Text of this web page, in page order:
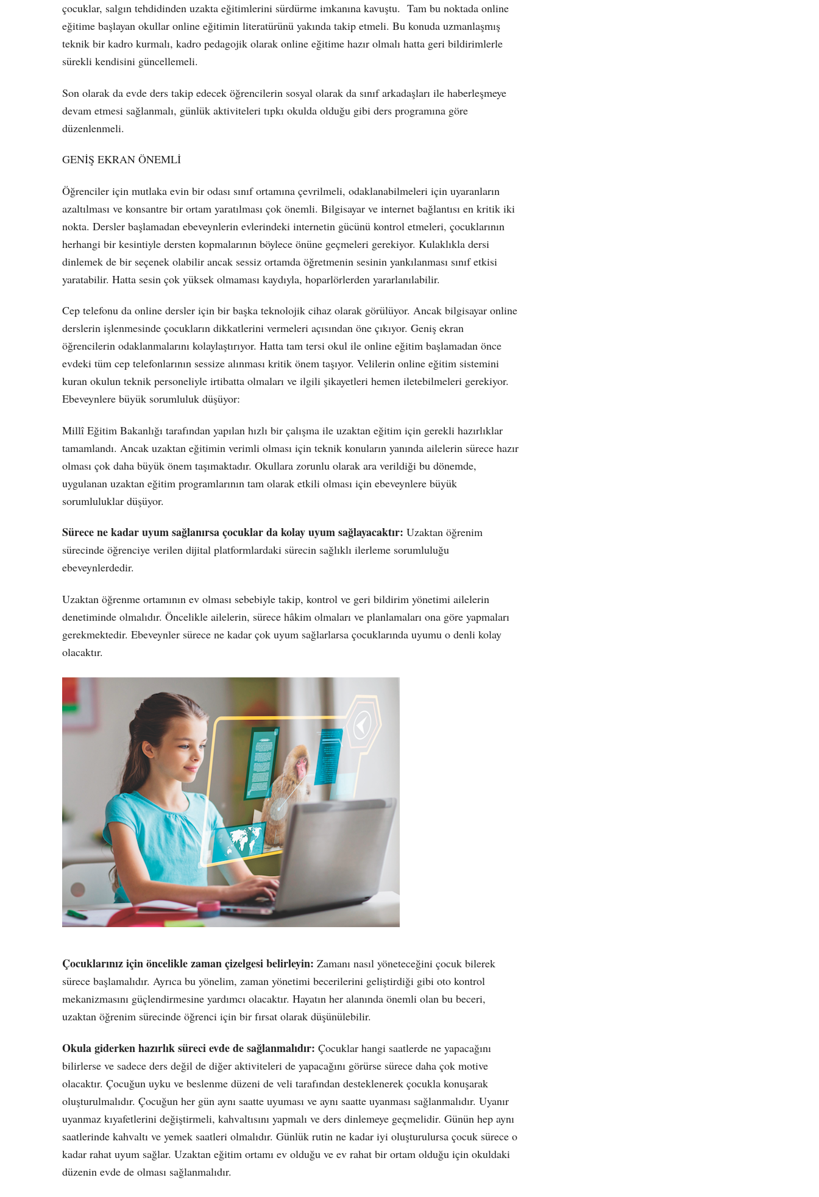
çocuklar, salgın tehdidinden uzakta eğitimlerini sürdürme imkanına kavuştu. Tam bu noktada online
eğitime başlayan okullar online eğitimin literatürünü yakında takip etmeli. Bu konuda uzmanlaşmış
teknik bir kadro kurmalı, kadro pedagojik olarak online eğitime hazır olmalı hatta geri bildirimlerle
sürekli kendisini güncellemeli.
Son olarak da evde ders takip edecek öğrencilerin sosyal olarak da sınıf arkadaşları ile haberleşmeye
devam etmesi sağlanmalı, günlük aktiviteleri tıpkı okulda olduğu gibi ders programına göre
düzenlenmeli.
GENİŞ EKRAN ÖNEMLİ
Öğrenciler için mutlaka evin bir odası sınıf ortamına çevrilmeli, odaklanabilmeleri için uyaranların
azaltılması ve konsantre bir ortam yaratılması çok önemli. Bilgisayar ve internet bağlantısı en kritik iki
nokta. Dersler başlamadan ebeveynlerin evlerindeki internetin gücünü kontrol etmeleri, çocuklarının
herhangi bir kesintiyle dersten kopmalarının böylece önüne geçmeleri gerekiyor. Kulaklıkla dersi
dinlemek de bir seçenek olabilir ancak sessiz ortamda öğretmenin sesinin yankılanması sınıf etkisi
yaratabilir. Hatta sesin çok yüksek olmaması kaydıyla, hoparlörlerden yararlanılabilir.
Cep telefonu da online dersler için bir başka teknolojik cihaz olarak görülüyor. Ancak bilgisayar online
derslerin işlenmesinde çocukların dikkatlerini vermeleri açısından öne çıkıyor. Geniş ekran
öğrencilerin odaklanmalarını kolaylaştırıyor. Hatta tam tersi okul ile online eğitim başlamadan önce
evdeki tüm cep telefonlarının sessize alınması kritik önem taşıyor. Velilerin online eğitim sistemini
kuran okulun teknik personeliyle irtibatta olmaları ve ilgili şikayetleri hemen iletebilmeleri gerekiyor.
Ebeveynlere büyük sorumluluk düşüyor:
Millî Eğitim Bakanlığı tarafından yapılan hızlı bir çalışma ile uzaktan eğitim için gerekli hazırlıklar
tamamlandı. Ancak uzaktan eğitimin verimli olması için teknik konuların yanında ailelerin sürece hazır
olması çok daha büyük önem taşımaktadır. Okullara zorunlu olarak ara verildiği bu dönemde,
uygulanan uzaktan eğitim programlarının tam olarak etkili olması için ebeveynlere büyük
sorumluluklar düşüyor.
Sürece ne kadar uyum sağlanırsa çocuklar da kolay uyum sağlayacaktır: Uzaktan öğrenim
sürecinde öğrenciye verilen dijital platformlardaki sürecin sağlıklı ilerleme sorumluluğu
ebeveynlerdedir.
Uzaktan öğrenme ortamının ev olması sebebiyle takip, kontrol ve geri bildirim yönetimi ailelerin
denetiminde olmalıdır. Öncelikle ailelerin, sürece hâkim olmaları ve planlamaları ona göre yapmaları
gerekmektedir. Ebeveynler sürece ne kadar çok uyum sağlarlarsa çocuklarında uyumu o denli kolay
olacaktır.
Çocuklarınız için öncelikle zaman çizelgesi belirleyin: Zamanı nasıl yöneteceğini çocuk bilerek
sürece başlamalıdır. Ayrıca bu yönelim, zaman yönetimi becerilerini geliştirdiği gibi oto kontrol
mekanizmasını güçlendirmesine yardımcı olacaktır. Hayatın her alanında önemli olan bu beceri,
uzaktan öğrenim sürecinde öğrenci için bir fırsat olarak düşünülebilir.
Okula giderken hazırlık süreci evde de sağlanmalıdır: Çocuklar hangi saatlerde ne yapacağını
bilirlerse ve sadece ders değil de diğer aktiviteleri de yapacağını görürse sürece daha çok motive
olacaktır. Çocuğun uyku ve beslenme düzeni de veli tarafından desteklenerek çocukla konuşarak
oluşturulmalıdır. Çocuğun her gün aynı saatte uyuması ve aynı saatte uyanması sağlanmalıdır. Uyanır
uyanmaz kıyafetlerini değiştirmeli, kahvaltısını yapmalı ve ders dinlemeye geçmelidir. Günün hep aynı
saatlerinde kahvaltı ve yemek saatleri olmalıdır. Günlük rutin ne kadar iyi oluşturulursa çocuk sürece o
kadar rahat uyum sağlar. Uzaktan eğitim ortamı ev olduğu ve ev rahat bir ortam olduğu için okuldaki
düzenin evde de olması sağlanmalıdır.